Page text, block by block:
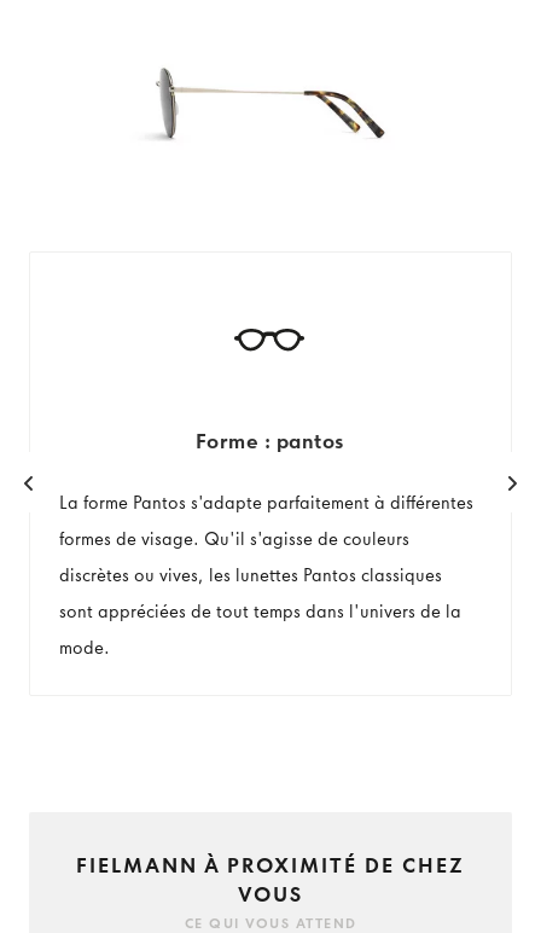
Forme : pantos
La forme Pantos s'adapte parfaitement à différentes
formes de visage. Qu'il s'agisse de couleurs
discrètes ou vives, les lunettes Pantos classiques
sont appréciées de tout temps dans l'univers de la
mode.
FIELMANN À PROXIMITÉ DE CHEZ
VOUS
CE QUI VOUS ATTEND